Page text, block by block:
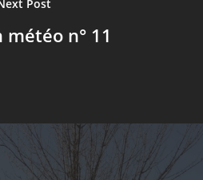
Post
n° 11